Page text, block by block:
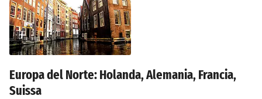
Europa del Norte: Holanda, Alemania, Francia,
Suissa